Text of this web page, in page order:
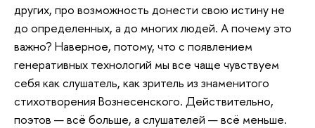
других, про возможность донести свою истину не
до определенных, а до многих людей. А почему это
важно? Наверное, потому, что с появлением
генеративных технологий мы все чаще чувствуем
себя как слушатель, как зритель из знаменитого
стихотворения Вознесенского. Действительно,
поэтов — всё больше, а слушателей — всё меньше.